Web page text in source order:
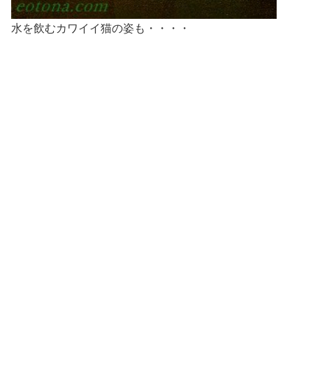
水を飲むカワイイ猫の姿も・・・・